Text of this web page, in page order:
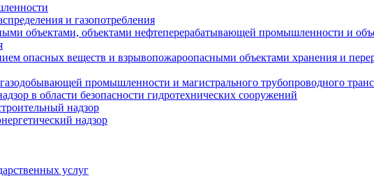
и газопотребления
объектами, объектами нефтеперерабатывающей промышленности и
опасных веществ и взрывопожароопасными объектами хранения и
промышленности и магистрального трубопроводного
в области безопасности гидротехнических сооружений
надзор
надзор
услуг